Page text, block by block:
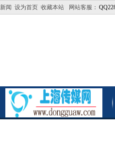
新闻 设为首页 收藏本站 网站客服：